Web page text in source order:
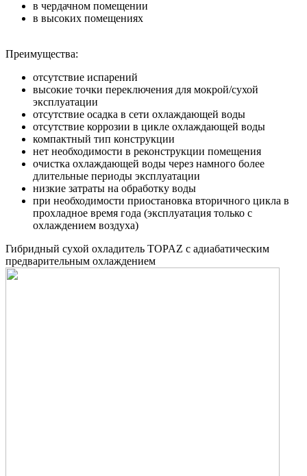
в чердачном помещении
в высоких помещениях
Преимущества:
отсутствие испарений
высокие точки переключения для мокрой/сухой
эксплуатации
отсутствие осадка в сети охлаждающей воды
отсутствие коррозии в цикле охлаждающей воды
компактный тип конструкции
нет необходимости в реконструкции помещения
очистка охлаждающей воды через намного более
длительные периоды эксплуатации
низкие затраты на обработку воды
при необходимости приостановка вторичного цикла в
прохладное время года (эксплуатация только с
охлаждением воздуха)
Гибридный сухой охладитель TOPAZ с адиабатическим
предварительным охлаждением